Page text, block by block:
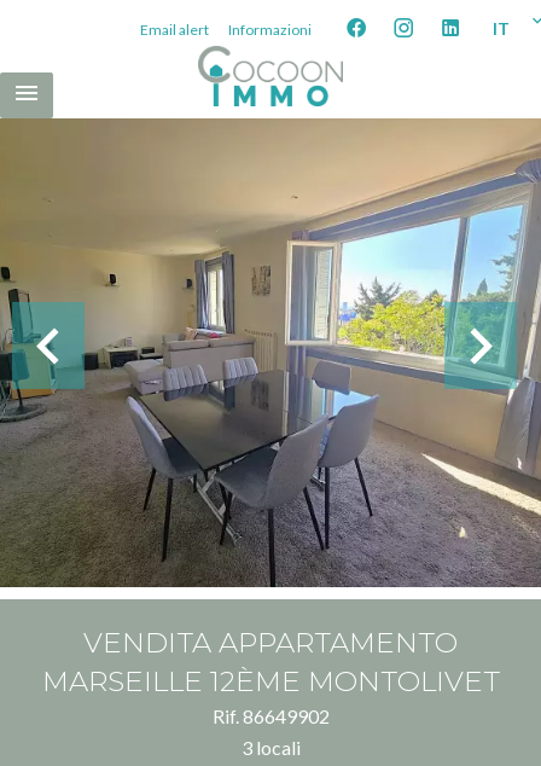
Email alert Informazioni IT
VENDITA APPARTAMENTO
MARSEILLE 12ÈME MONTOLIVET
Rif. 86649902
3 locali